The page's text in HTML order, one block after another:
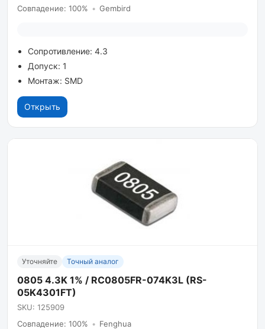
Совпадение: 100% • Gembird
Сопротивление: 4.3
Допуск: 1
Монтаж: SMD
Открыть
Уточняйте Точный аналог
0805 4.3K 1% / RC0805FR-074K3L (RS-
05K4301FT)
SKU: 125909
Совпадение: 100% • Fenghua